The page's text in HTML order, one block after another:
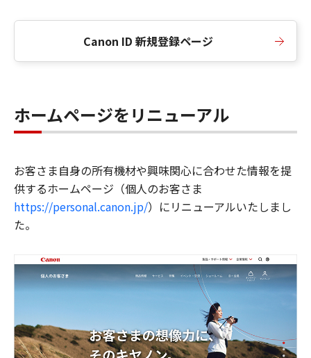
Canon ID 新規登録ページ
ホームページをリニューアル
お客さま自身の所有機材や興味関心に合わせた情報を提
供するホームページ（個人のお客さま
https://personal.canon.jp/）にリニューアルいたしまし
た。